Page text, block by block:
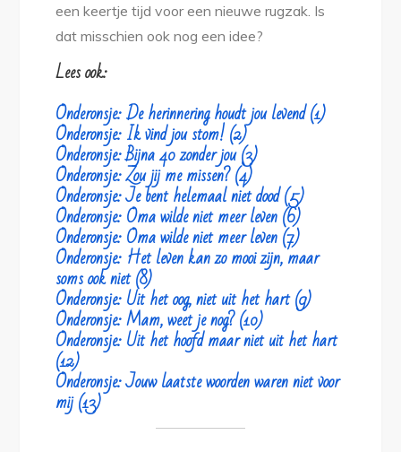
een keertje tijd voor een nieuwe rugzak. Is
dat misschien ook nog een idee?
Lees ook:
Onderonsje: De herinnering houdt jou levend (1)
Onderonsje: Ik vind jou stom! (2)
Onderonsje: Bijna 40 zonder jou (3)
Onderonsje: Zou jij me missen? (4)
Onderonsje: Je bent helemaal niet dood (5)
Onderonsje: Oma wilde niet meer leven (6)
Onderonsje: Oma wilde niet meer leven (7)
Onderonsje: Het leven kan zo mooi zijn, maar
soms ook niet (8)
Onderonsje: Uit het oog, niet uit het hart (9)
Onderonsje: Mam, weet je nog? (10)
Onderonsje: Uit het hoofd maar niet uit het hart
(12)
Onderonsje: Jouw laatste woorden waren niet voor
mij (13)